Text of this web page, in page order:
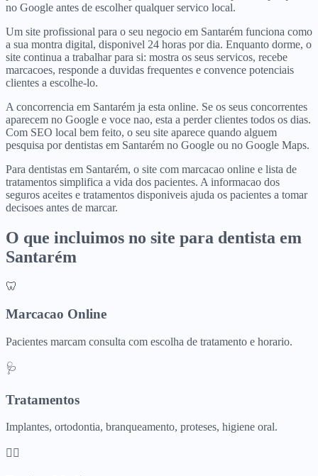
no Google antes de escolher qualquer servico local.
Um site profissional para o seu negocio em Santarém funciona como
a sua montra digital, disponivel 24 horas por dia. Enquanto dorme, o
site continua a trabalhar para si: mostra os seus servicos, recebe
marcacoes, responde a duvidas frequentes e convence potenciais
clientes a escolhe-lo.
A concorrencia em Santarém ja esta online. Se os seus concorrentes
aparecem no Google e voce nao, esta a perder clientes todos os dias.
Com SEO local bem feito, o seu site aparece quando alguem
pesquisa por dentistas em Santarém no Google ou no Google Maps.
Para dentistas em Santarém, o site com marcacao online e lista de
tratamentos simplifica a vida dos pacientes. A informacao dos
seguros aceites e tratamentos disponiveis ajuda os pacientes a tomar
decisoes antes de marcar.
O que incluimos no site para dentista em
Santarém
🦷
Marcacao Online
Pacientes marcam consulta com escolha de tratamento e horario.
🩺
Tratamentos
Implantes, ortodontia, branqueamento, proteses, higiene oral.
👨‍⚕️